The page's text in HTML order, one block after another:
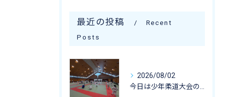
最近の投稿
Recent
Posts
2026/08/02